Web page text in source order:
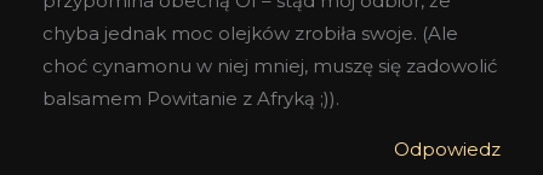
chyba jednak moc olejków zrobiła swoje. (Ale
choć cynamonu w niej mniej, muszę się zadowolić
balsamem Powitanie z Afryką ;)).
Odpowiedz